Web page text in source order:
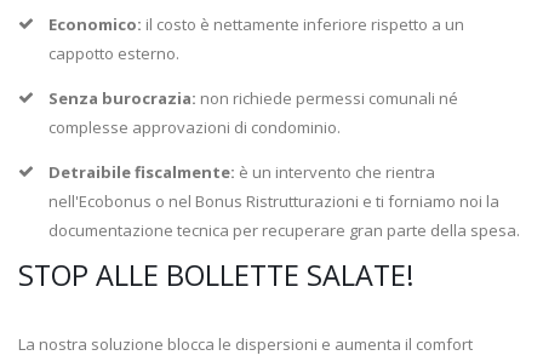
Economico: il costo è nettamente inferiore rispetto a un
cappotto esterno.
Senza burocrazia: non richiede permessi comunali né
complesse approvazioni di condominio.
Detraibile fiscalmente: è un intervento che rientra
nell'Ecobonus o nel Bonus Ristrutturazioni e ti forniamo noi la
documentazione tecnica per recuperare gran parte della spesa.
STOP ALLE BOLLETTE SALATE!
La nostra soluzione blocca le dispersioni e aumenta il comfort